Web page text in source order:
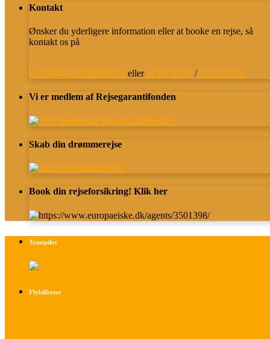
Kontakt
Ønsker du yderligere information eller at booke en rejse, så
kontakt os på
kontakt@younesrejser.dk eller 20 66 03 08 / 20 66 03 08
Vi er medlem af Rejsegarantifonden
Skab din drømmerejse
Book din rejseforsikring! Klik her
Trustpilot
Flybilletter